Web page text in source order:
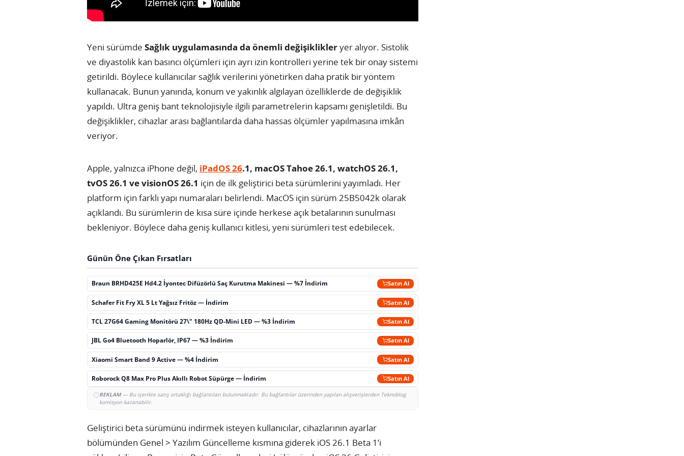
Yeni sürümde Sağlık uygulamasında da önemli değişiklikleryer alıyor. Sistolik
ve diyastolik kan basıncı ölçümleri için ayrı izin kontrolleri yerine tek bir onay sistemi
getirildi. Böylece kullanıcılar sağlık verilerini yönetirken daha pratik bir yöntem
kullanacak. Bunun yanında, konum ve yakınlık algılayan özelliklerde de değişiklik
yapıldı. Ultra geniş bant teknolojisiyle ilgili parametrelerin kapsamı genişletildi. Bu
değişiklikler, cihazlar arası bağlantılarda daha hassas ölçümler yapılmasına imkân
veriyor.
Apple, yalnızca iPhone değil, iPadOS 26.1, macOS Tahoe 26.1, watchOS 26.1,
tvOS 26.1 ve visionOS 26.1 için de ilk geliştirici beta sürümlerini yayımladı. Her
platform için farklı yapı numaraları belirlendi. MacOS için sürüm 25B5042k olarak
açıklandı. Bu sürümlerin de kısa süre içinde herkese açık betalarının sunulması
bekleniyor. Böylece daha geniş kullanıcı kitlesi, yeni sürümleri test edebilecek.
Günün Öne Çıkan Fırsatları
Braun BRHD425E Hd4.2 İyontec Difüzörlü Saç Kurutma Makinesi — %7 İndirim Satın Al
Schafer Fit Fry XL 5 Lt Yağsız Fritöz — İndirim Satın Al
TCL 27G64 Gaming Monitörü 27\" 180Hz QD-Mini LED — %3 İndirim Satın Al
JBL Go4 Bluetooth Hoparlör, IP67 — %3 İndirim Satın Al
Xiaomi Smart Band 9 Active — %4 İndirim Satın Al
Roborock Q8 Max Pro Plus Akıllı Robot Süpürge — İndirim Satın Al
REKLAM— Bu içerikte satış ortaklığı bağlantıları bulunmaktadır. Bu bağlantılar üzerinden yapılan alışverişlerden Teknoblog
komisyon kazanabilir.
Geliştirici beta sürümünü indirmek isteyen kullanıcılar, cihazlarının ayarlar
bölümünden Genel > Yazılım Güncelleme kısmına giderek iOS 26.1 Beta 1’i